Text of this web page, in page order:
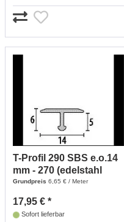
T-Profil 290 SBS e.o.14
mm - 270 (edelstahl
Optik)
Grundpreis 6,65 € / Meter
17,95 € *
Sofort lieferbar